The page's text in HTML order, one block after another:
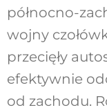
północno-
wojny
przecięły
efektywnie
od zachodu.